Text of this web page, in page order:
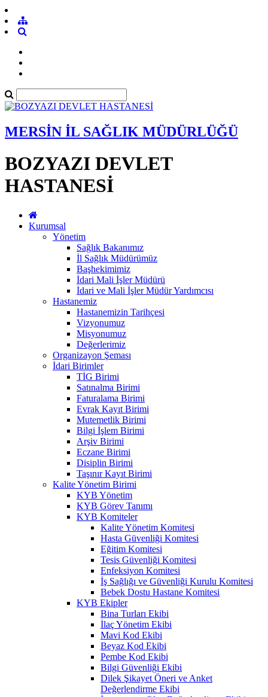
MERSİN İL SAĞLIK MÜDÜRLÜĞÜ
BOZYAZI DEVLET
HASTANESİ
Kurumsal
Yönetim
Sağlık Bakanımız
İl Sağlık Müdürümüz
Başhekimimiz
İdari Mali İşler Müdürü
İdari ve Mali İşler Müdür Yardımcısı
Hastanemiz
Hastanemizin Tarihçesi
Vizyonumuz
Misyonumuz
Değerlerimiz
Organizayon Şeması
İdari Birimler
TİG Birimi
Satınalma Birimi
Faturalama Birimi
Evrak Kayıt Birimi
Mutemetlik Birimi
Bilgi İşlem Birimi
Arşiv Birimi
Eczane Birimi
Disiplin Birimi
Taşınır Kayıt Birimi
Kalite Yönetim Birimi
KYB Yönetim
KYB Görev Tanımı
KYB Komiteler
Kalite Yönetim Komitesi
Hasta Güvenliği Komitesi
Eğitim Komitesi
Tesis Güvenliği Komitesi
Enfeksiyon Komitesi
İş Sağlığı ve Güvenliği Kurulu Komitesi
Bebek Dostu Hastane Komitesi
KYB Ekipler
Bina Turları Ekibi
İlaç Yönetim Ekibi
Mavi Kod Ekibi
Beyaz Kod Ekibi
Pembe Kod Ekibi
Bilgi Güvenliği Ekibi
Dilek Şikayet Öneri ve Anket
Değerlendirme Ekibi